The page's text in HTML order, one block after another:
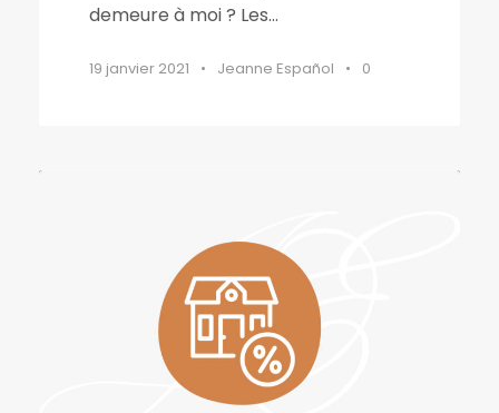
demeure à moi ? Les...
19 janvier 2021 • Jeanne Español • 0